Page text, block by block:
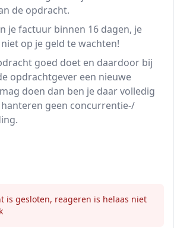
de opdracht.
je factuur binnen 16 dagen, je
op je geld te wachten!
goed doet en daardoor bij
opdrachtgever een nieuwe
doen dan ben je daar volledig
hanteren geen concurrentie-/
is gesloten, reageren is helaas niet